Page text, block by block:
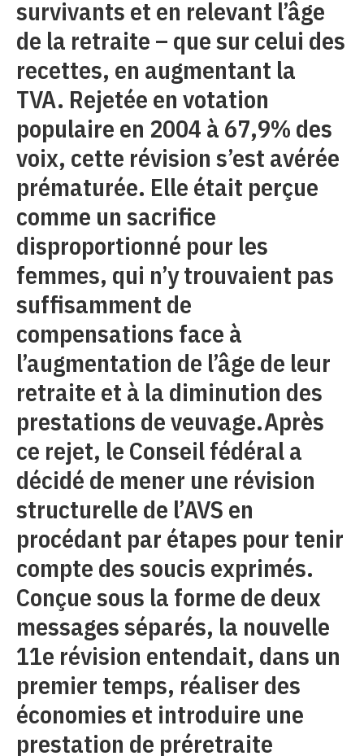
survivants et en relevant l’âge
de la retraite – que sur celui des
recettes, en augmentant la
TVA. Rejetée en votation
populaire en 2004 à 67,9% des
voix, cette révision s’est avérée
prématurée. Elle était perçue
comme un sacrifice
disproportionné pour les
femmes, qui n’y trouvaient pas
suffisamment de
compensations face à
l’augmentation de l’âge de leur
retraite et à la diminution des
prestations de veuvage.Après
ce rejet, le Conseil fédéral a
décidé de mener une révision
structurelle de l’AVS en
procédant par étapes pour tenir
compte des soucis exprimés.
Conçue sous la forme de deux
messages séparés, la nouvelle
11e révision entendait, dans un
premier temps, réaliser des
économies et introduire une
prestation de préretraite